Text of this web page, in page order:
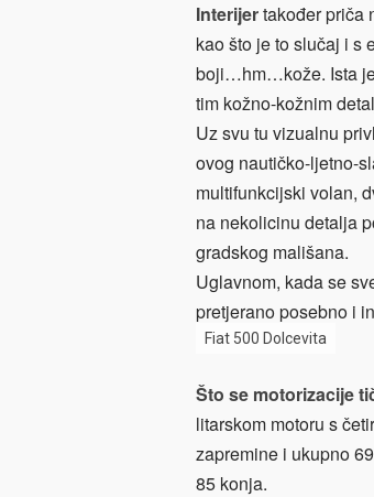
Interijertakođer priča
kao što je to slučaj i s
boji…hm…kože. Ista je
tim kožno-kožnim
Uz svu tu vizualnu
ovog nautičko-ljetno-
multifunkcijski volan,
na nekolicinu detalja
gradskog mališana.
Uglavnom, kada se
pretjerano posebno i
Fiat 500 Dolcevita
Što se motorizacije
litarskom motoru s
zapremine i ukupno
85 konja.